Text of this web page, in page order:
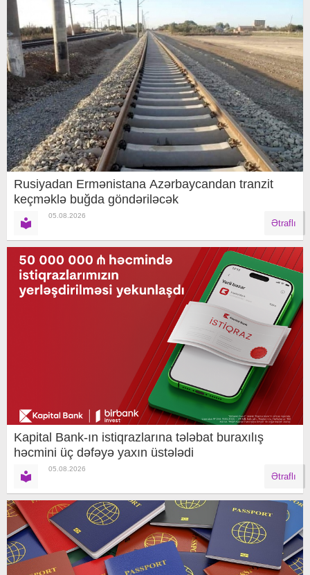
Rusiyadan Ermənistana Azərbaycandan tranzit
keçməklə buğda göndəriləcək
05.08.2026
Ətraflı
Kapital Bank-ın istiqrazlarına tələbat buraxılış
həcmini üç dəfəyə yaxın üstələdi
05.08.2026
Ətraflı